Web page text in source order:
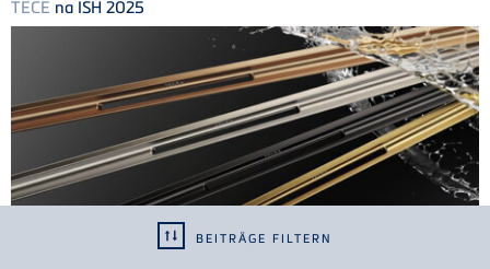
BEITRÄGE FILTERN
TECE na ISH 2025